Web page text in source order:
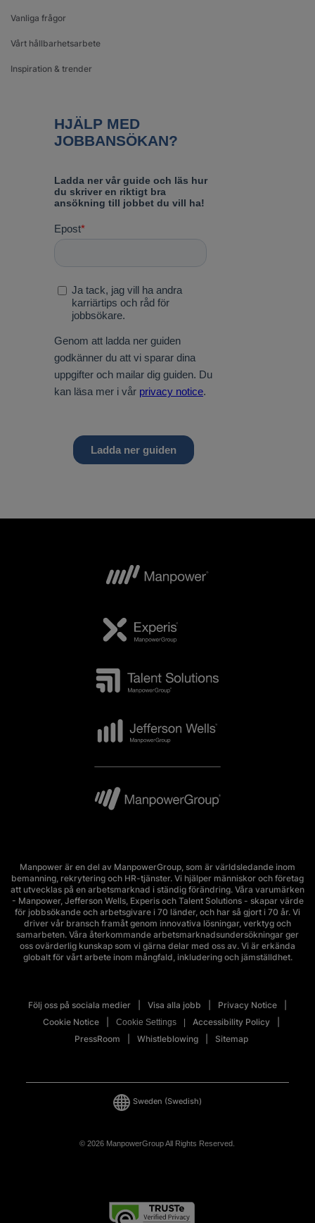
Vanliga frågor
Vårt hållbarhetsarbete
Inspiration & trender
Manpower är en del av ManpowerGroup, som är världsledande inom
bemanning, rekrytering och HR-tjänster. Vi hjälper människor och företag
att utvecklas på en arbetsmarknad i ständig förändring. Våra varumärken
- Manpower, Jefferson Wells, Experis och Talent Solutions - skapar värde
för jobbsökande och arbetsgivare i 70 länder, och har så gjort i 70 år. Vi
driver vår bransch framåt genom innovativa lösningar, verktyg och
samarbeten. Våra återkommande arbetsmarknadsundersökningar ger
oss ovärderlig kunskap som vi gärna delar med oss av. Vi är erkända
globalt för vårt arbete inom mångfald, inkludering och jämställdhet.
Följ oss på sociala medier Visa alla jobb
Privacy Notice
Cookie Notice
Cookie Settings
Accessibility Policy
PressRoom
Whistleblowing Sitemap
© 2026 ManpowerGroup All Rights Reserved.
Sweden (Swedish)